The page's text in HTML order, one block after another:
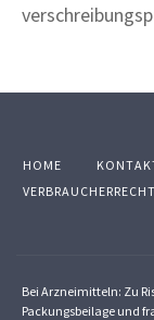
HOME
Bei Arzneimitteln: Zu
Packungsbeilage und